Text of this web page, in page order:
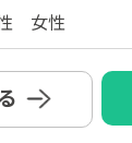
女性